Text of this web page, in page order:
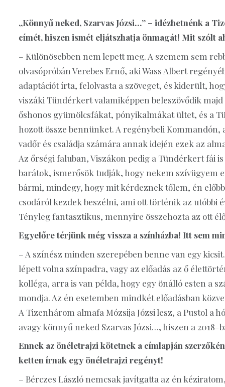
„Könnyű neked, Szarvas Józsi…” – idézhetnénk a
címét, hiszen ismét eljátszhatja önmagát! Mit szólt
– Különösebben nem lepett meg. A szemem sem
olvasópróbán Verebes Ernő, aki Wass Albert
adaptációt írta, felolvasta a szöveget, és kiderült,
viszáki Tündérkert valamiképpen beleszövődik
őshonos gyümölcsfákat, pónyikalmákat ültet, és a
hozott össze bennünket. A regénybeli Kommandón,
vadőr és családja számára annak idején ezek az
Az őrségi faluban, Viszákon pedig a Tündérkert fái
barátok, ismerősök tudják, hogy nekem szívügyem
bármi, mindegy, hogy mit kérdeznek tőlem, én
csodáról kezdek beszélni, ami ott történik az utóbbi
Tényleg fantasztikus, mennyire összehozta az ott
Egyelőre térjünk még vissza a színházba! Itt sem
– A színész minden szerepében benne van egy
lépett volna színpadra, vagy az előadás az ő
kolléga, arra is van példa, hogy egy önálló esten a
mondja. Az én esetemben mindkét előadásban
A Tizenhárom almafa Mózsija Józsi lesz, a Pustol a
avagy könnyű neked Szarvas Józsi…, hiszen a
Ennek az önéletrajzi kötetnek a címlapján
ketten írnak egy önéletrajzi regényt!
– Bérczes László nemcsak javítgatta az én